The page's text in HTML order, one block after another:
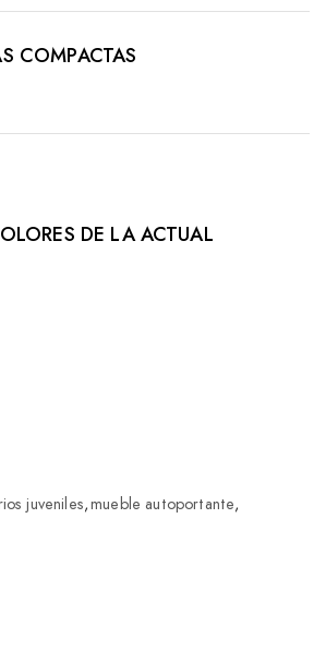
COMPACTAS
DE LA ACTUAL
juveniles,mueble autoportante,